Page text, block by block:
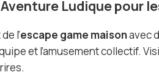
Aventure Ludique pour
l’escape game maisonavec
et l’amusement collectif.